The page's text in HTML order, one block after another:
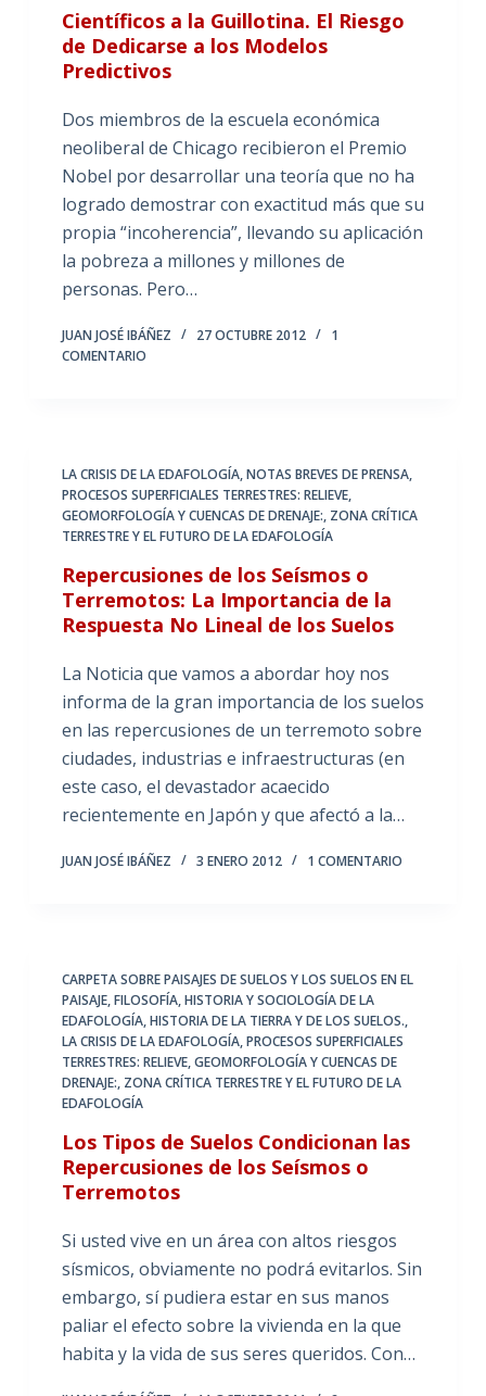
Científicos a la Guillotina. El Riesgo
de Dedicarse a los Modelos
Predictivos
Dos miembros de la escuela económica
neoliberal de Chicago recibieron el Premio
Nobel por desarrollar una teoría que no ha
logrado demostrar con exactitud más que su
propia “incoherencia”, llevando su aplicación
la pobreza a millones y millones de
personas. Pero…
JUAN JOSÉ IBÁÑEZ 27 OCTUBRE 2012
1
COMENTARIO
LA CRISIS DE LA EDAFOLOGÍA,NOTAS BREVES DE PRENSA,
PROCESOS SUPERFICIALES TERRESTRES: RELIEVE,
GEOMORFOLOGÍA Y CUENCAS DE DRENAJE:, ZONA CRÍTICA
TERRESTRE Y EL FUTURO DE LA EDAFOLOGÍA
Repercusiones de los Seísmos o
Terremotos: La Importancia de la
Respuesta No Lineal de los Suelos
La Noticia que vamos a abordar hoy nos
informa de la gran importancia de los suelos
en las repercusiones de un terremoto sobre
ciudades, industrias e infraestructuras (en
este caso, el devastador acaecido
recientemente en Japón y que afectó a la…
JUAN JOSÉ IBÁÑEZ 3 ENERO 2012 1 COMENTARIO
CARPETA SOBRE PAISAJES DE SUELOS Y LOS SUELOS EN EL
PAISAJE,FILOSOFÍA, HISTORIA Y SOCIOLOGÍA DE LA
EDAFOLOGÍA,HISTORIA DE LA TIERRA Y DE LOS SUELOS.,
LA CRISIS DE LA EDAFOLOGÍA,PROCESOS SUPERFICIALES
TERRESTRES: RELIEVE, GEOMORFOLOGÍA Y CUENCAS DE
DRENAJE:, ZONA CRÍTICA TERRESTRE Y EL FUTURO DE LA
EDAFOLOGÍA
Los Tipos de Suelos Condicionan las
Repercusiones de los Seísmos o
Terremotos
Si usted vive en un área con altos riesgos
sísmicos, obviamente no podrá evitarlos. Sin
embargo, sí pudiera estar en sus manos
paliar el efecto sobre la vivienda en la que
habita y la vida de sus seres queridos. Con…